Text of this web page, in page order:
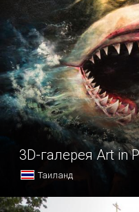
3D-галерея Art in
Таиланд